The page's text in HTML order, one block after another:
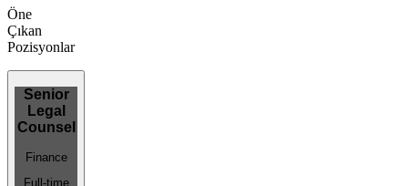
Öne
Çıkan
Pozisyonlar
Senior
Legal
Counsel
Finance
Full-time